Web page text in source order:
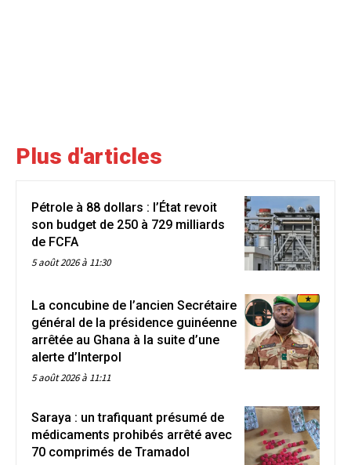
Plus d'articles
Pétrole à 88 dollars : l’État revoit
son budget de 250 à 729 milliards
de FCFA
5 août 2026 à 11:30
La concubine de l’ancien Secrétaire
général de la présidence guinéenne
arrêtée au Ghana à la suite d’une
alerte d’Interpol
5 août 2026 à 11:11
Saraya : un trafiquant présumé de
médicaments prohibés arrêté avec
70 comprimés de Tramadol